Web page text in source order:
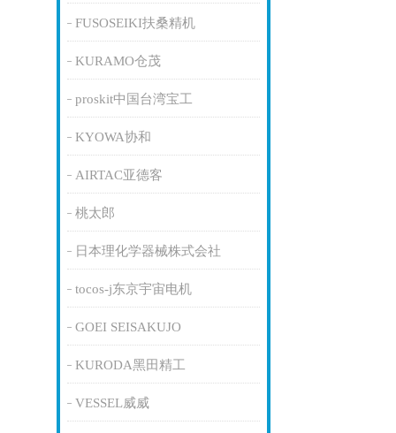
FUSOSEIKI扶桑精机
KURAMO仓茂
proskit中国台湾宝工
KYOWA协和
AIRTAC亚德客
桃太郎
日本理化学器械株式会社
tocos-j东京宇宙电机
GOEI SEISAKUJO
KURODA黑田精工
VESSEL威威